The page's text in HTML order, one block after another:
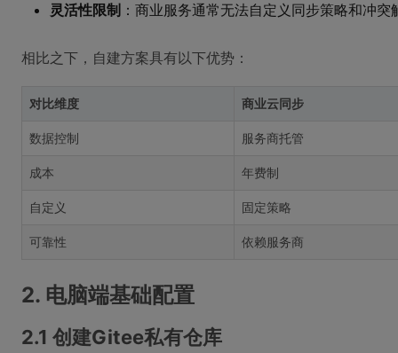
灵活性限制 ：商业服务通常无法自定义同步策略和冲突
相比之下，自建方案具有以下优势：
对比维度 商业云同步
数据控制 服务商托管
成本 年费制
自定义 固定策略
可靠性 依赖服务商
2. 电脑端基础配置
2.1 创建Gitee私有仓库